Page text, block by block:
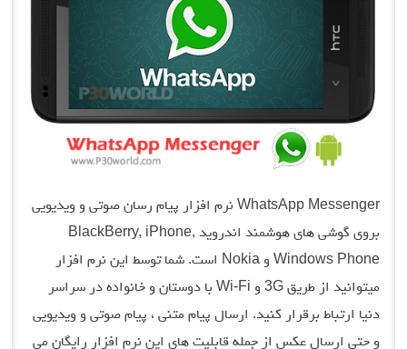
WhatsApp Messenger نرم افزار پیام رسان صوتی و ویدیویی
بروی گوشی های هوشمند اندروید BlackBerry, iPhone,
Windows Phone و Nokia است. شما توسط این نرم افزار
میتوانید از طریق 3G و Wi-Fi با دوستان و خانواده در سراسر
دنیا ارتباط برقرار کنید. ارسال پیام متنی ، پیام صوتی و ویدیویی
و حتی ارسال عکس از جمله قابلیت های این نرم افزار رایگان می